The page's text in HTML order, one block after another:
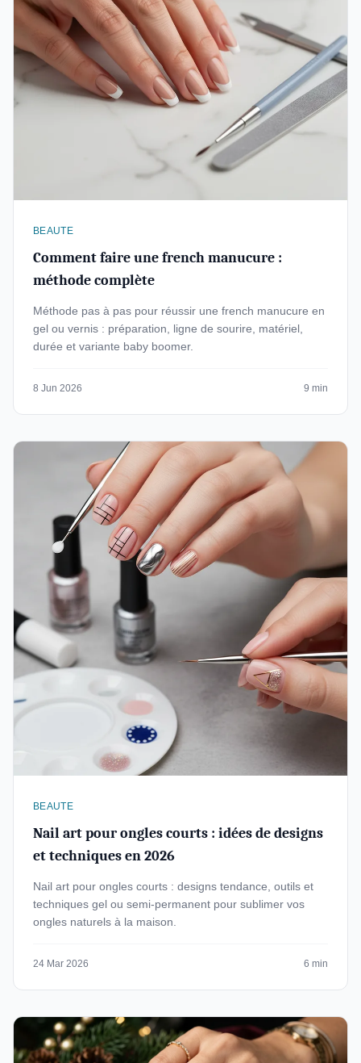
BEAUTE
Comment faire une french manucure :
méthode complète
Méthode pas à pas pour réussir une french manucure en
gel ou vernis : préparation, ligne de sourire, matériel,
durée et variante baby boomer.
8 Jun 2026 9 min
BEAUTE
Nail art pour ongles courts : idées de designs
et techniques en 2026
Nail art pour ongles courts : designs tendance, outils et
techniques gel ou semi-permanent pour sublimer vos
ongles naturels à la maison.
24 Mar 2026 6 min